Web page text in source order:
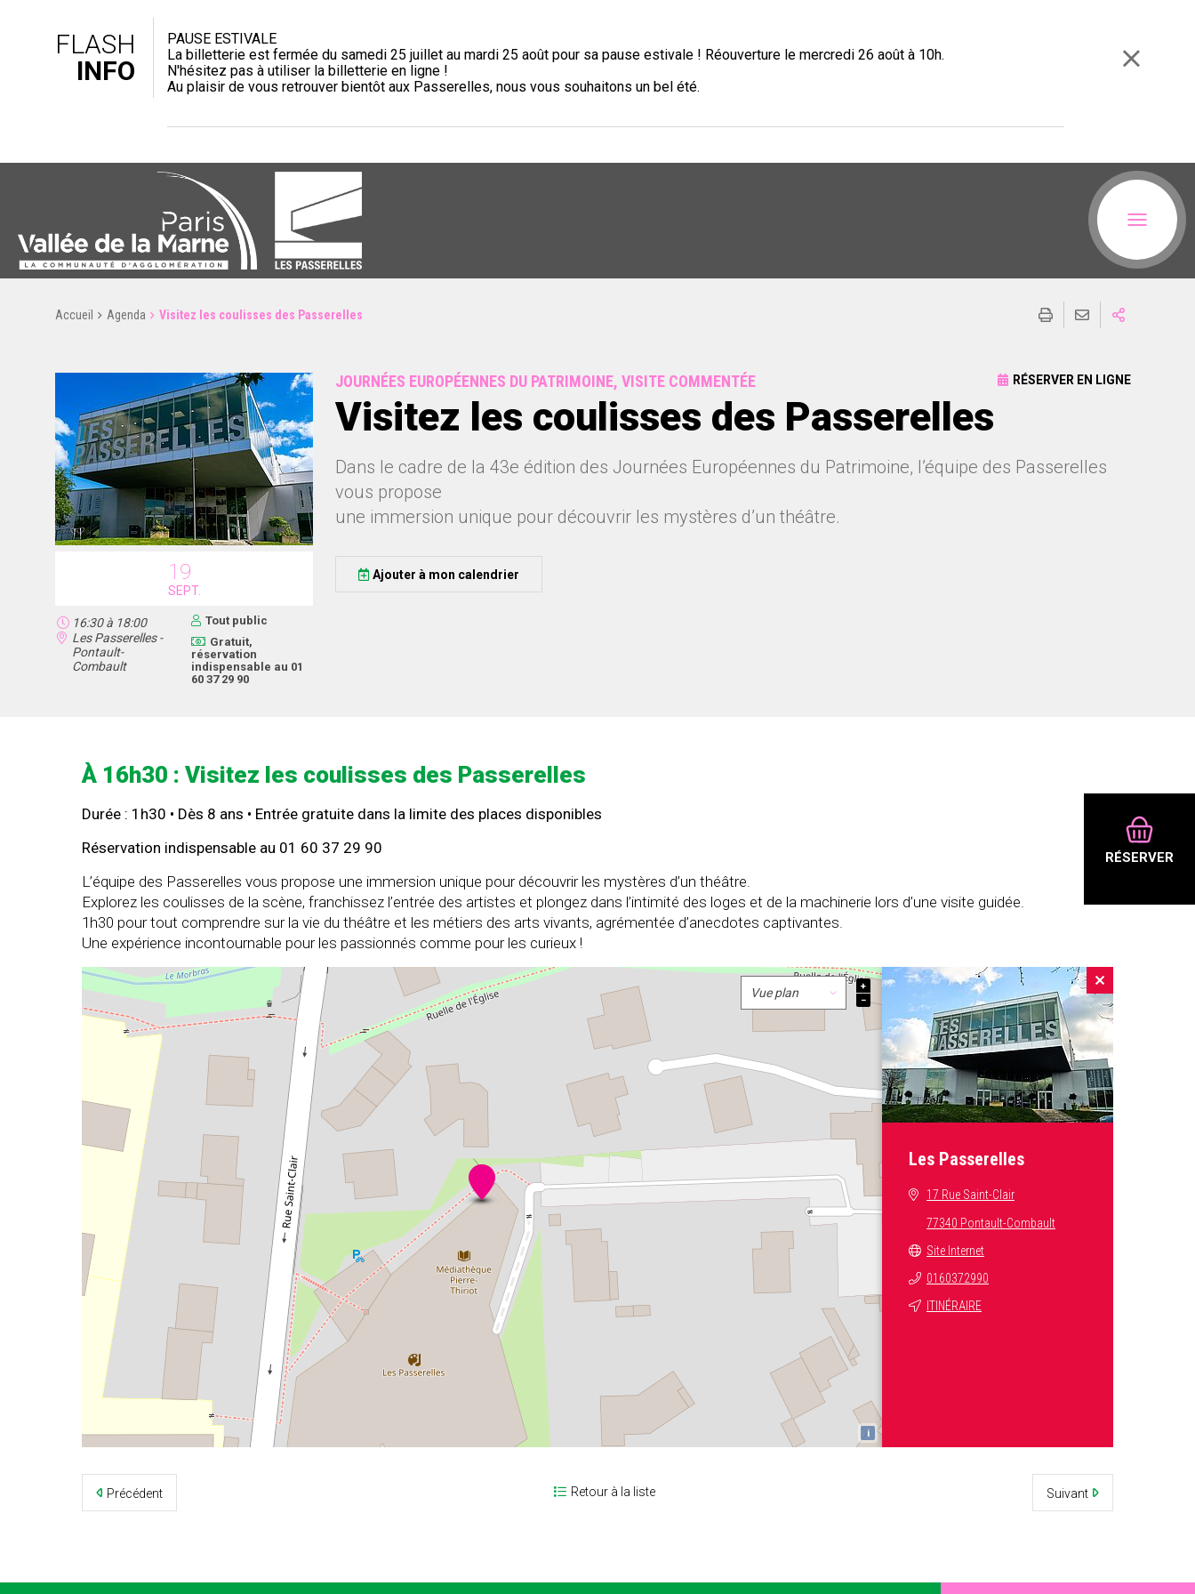
FLASH
INFO
PAUSE ESTIVALE
La billetterie est fermée du samedi 25 juillet au mardi 25 août pour sa pause estivale ! Réouverture le mercredi 26 août à 10h.
N'hésitez pas à utiliser la billetterie en ligne !
Au plaisir de vous retrouver bientôt aux Passerelles, nous vous souhaitons un bel été.
Accueil Agenda Visitez les coulisses des Passerelles
RÉSERVER
19
SEPT.
16:30à 18:00
Les Passerelles -
Pontault-
Combault
Tout public
Gratuit,
réservation
indispensable au 01
60 37 29 90
RÉSERVER EN LIGNE
JOURNÉES EUROPÉENNES DU PATRIMOINE, VISITE COMMENTÉE
Visitez les coulisses des Passerelles
Dans le cadre de la 43e édition des Journées Européennes du Patrimoine, l’équipe des Passerelles
vous propose
une immersion unique pour découvrir les mystères d’un théâtre.
Ajouter à mon calendrier
À 16h30 : Visitez les coulisses des Passerelles
Durée : 1h30 • Dès 8 ans • Entrée gratuite dans la limite des places disponibles
Réservation indispensable au 01 60 37 29 90
L’équipe des Passerelles vous propose une immersion unique pour découvrir les mystères d’un théâtre.
Explorez les coulisses de la scène, franchissez l’entrée des artistes et plongez dans l’intimité des loges et de la machinerie lors d’une visite guidée.
1h30 pour tout comprendre sur la vie du théâtre et les métiers des arts vivants, agrémentée d’anecdotes captivantes.
Une expérience incontournable pour les passionnés comme pour les curieux !
i
+
−
Les Passerelles
17 Rue Saint-Clair
77340 Pontault-Combault
Site Internet
0160372990
ITINÉRAIRE
Précédent Retour à la liste Suivant